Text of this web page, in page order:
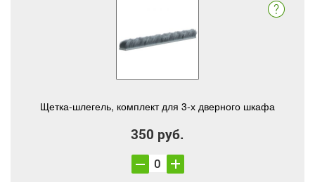
Щетка-шлегель, комплект для 3-х дверного шкафа
350 руб.